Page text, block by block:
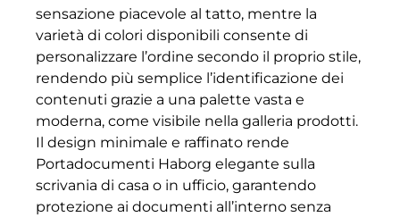
sensazione piacevole al tatto, mentre la
varietà di colori disponibili consente di
personalizzare l’ordine secondo il proprio stile,
rendendo più semplice l’identificazione dei
contenuti grazie a una palette vasta e
moderna, come visibile nella galleria prodotti.
Il design minimale e raffinato rende
Portadocumenti Haborg elegante sulla
scrivania di casa o in ufficio, garantendo
protezione ai documenti all’interno senza